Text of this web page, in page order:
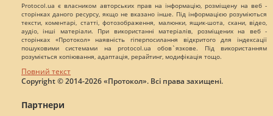
Protocol.ua є власником авторських прав на інформацію, розміщену на веб -
сторінках даного ресурсу, якщо не вказано інше. Під інформацією розуміються
тексти, коментарі, статті, фотозображення, малюнки, ящик-шота, скани, відео,
аудіо, інші матеріали. При використанні матеріалів, розміщених на веб -
сторінках «Протокол» наявність гіперпосилання відкритого для індексації
пошуковими системами на protocol.ua обов`язкове. Під використанням
розуміється копіювання, адаптація, рерайтинг, модифікація тощо.
Повний текст
Copyright © 2014-2026 «Протокол». Всі права захищені.
Партнери